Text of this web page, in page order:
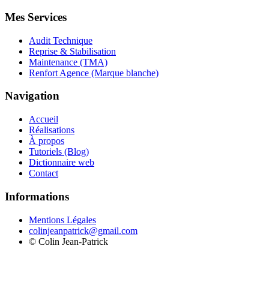
Mes Services
Audit Technique
Reprise & Stabilisation
Maintenance (TMA)
Renfort Agence (Marque blanche)
Navigation
Accueil
Réalisations
À propos
Tutoriels (Blog)
Dictionnaire web
Contact
Informations
Mentions Légales
colinjeanpatrick@gmail.com
© Colin Jean-Patrick